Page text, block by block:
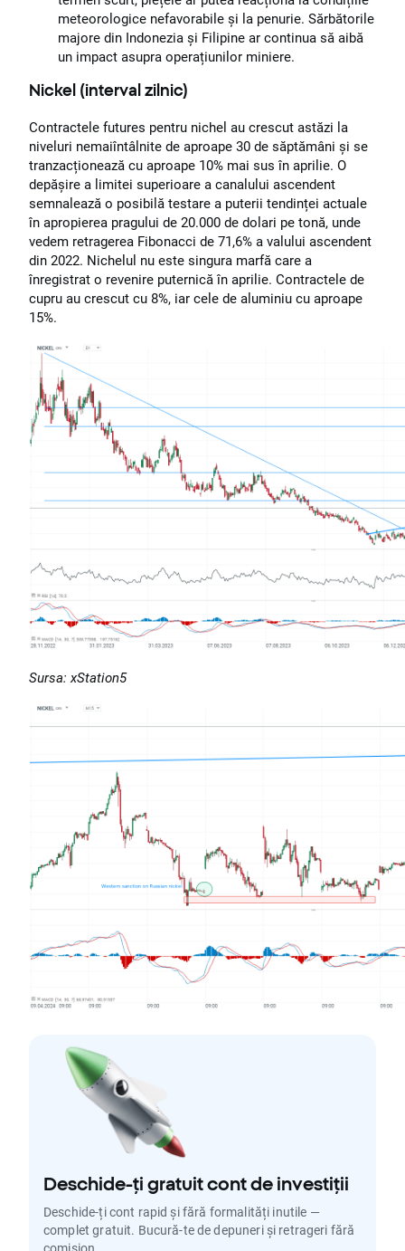
meteorologice nefavorabile și la penurie. Sărbătorile
majore din Indonezia și Filipine ar continua să aibă
un impact asupra operațiunilor miniere.
Nickel (interval zilnic)
Contractele futures pentru nichel au crescut astăzi la
niveluri nemaiîntâlnite de aproape 30 de săptămâni și se
tranzacționează cu aproape 10% mai sus în aprilie. O
depășire a limitei superioare a canalului ascendent
semnalează o posibilă testare a puterii tendinței actuale
în apropierea pragului de 20.000 de dolari pe tonă, unde
vedem retragerea Fibonacci de 71,6% a valului ascendent
din 2022. Nichelul nu este singura marfă care a
înregistrat o revenire puternică în aprilie. Contractele de
cupru au crescut cu 8%, iar cele de aluminiu cu aproape
15%.
Sursa: xStation5
Deschide-ți gratuit cont de investiții
Deschide-ți cont rapid și fără formalități inutile —
complet gratuit. Bucură-te de depuneri și retrageri fără